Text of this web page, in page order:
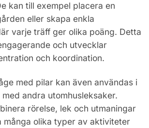
kan till exempel placera en
eller skapa enkla
varje träff ger olika poäng. Detta
och utvecklar
och koordination.
med pilar kan även användas i
andra utomhusleksaker.
rörelse, lek och utmaningar
många olika typer av aktiviteter